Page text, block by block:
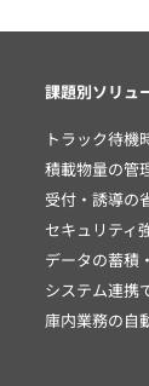
課題別ソリュ
トラック待機
積載物量の管
受付・誘導の
セキュリティ
データの蓄積
システム連携
庫内業務の自